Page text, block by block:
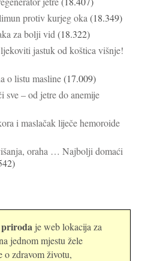
protiv kurjeg oka (18.349)
za bolji vid (18.322)
jastuk od koštica višnje!
o listu masline(17.009)
sve – od jetre do anemije
i maslačak liječe hemoroide
oraha … Najbolji domaći
je web lokacija za
jednom mjestu žele
o zdravom životu,